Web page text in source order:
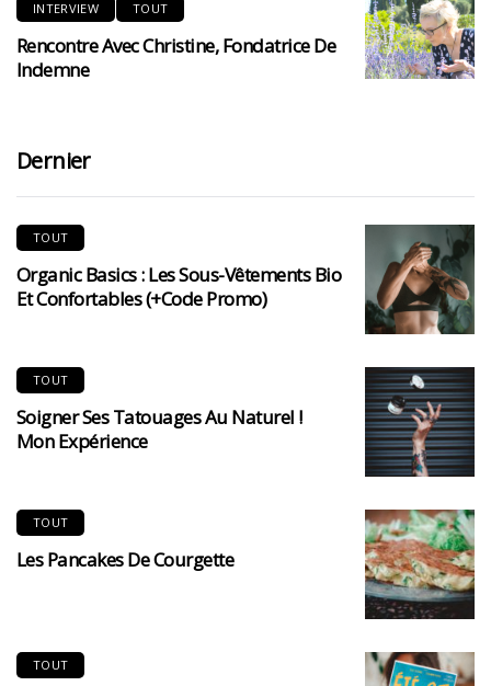
INTERVIEW TOUT
Rencontre Avec Christine, Fondatrice De
Indemne
Dernier
TOUT
Organic Basics : Les Sous-Vêtements Bio
Et Confortables (+code Promo)
TOUT
Soigner Ses Tatouages Au Naturel !
Mon Expérience
TOUT
Les Pancakes De Courgette
TOUT